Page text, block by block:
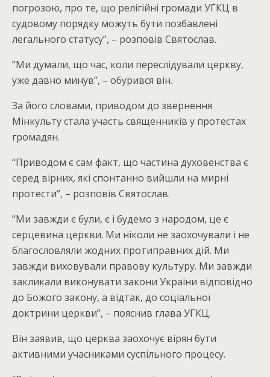
погрозою, про те, що релігійні громади УГКЦ в
судовому порядку можуть бути позбавлені
легального статусу”, – розповів Святослав.
“Ми думали, що час, коли переслідували церкву,
уже давно минув”, – обурився він.
За його словами, приводом до звернення
Мінкульту стала участь священників у протестах
громадян.
“Приводом є сам факт, що частина духовенства є
серед вірних, які спонтанно вийшли на мирні
протести”, – розповів Святослав.
“Ми завжди є були, є і будемо з народом, це є
серцевина церкви. Ми ніколи не заохочували і не
благословляли жодних протиправних дій. Ми
завжди виховували правову культуру. Ми завжди
закликали виконувати закони України відповідно
до Божого закону, а відтак, до соціальної
доктрини церкви”, – пояснив глава УГКЦ.
Він заявив, що церква заохочує вірян бути
активними учасниками суспільного процесу.